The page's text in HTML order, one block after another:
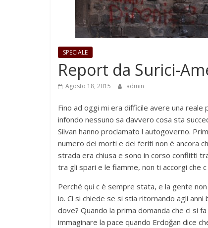
SPECIALE
Report da Surici-
Agosto 18, 2015 admin
Fino ad oggi mi era difficile avere una
infondo nessuno sa davvero cosa sta
Silvan hanno proclamato l autogoverno.
numero dei morti e dei feriti non è ancora
strada era chiusa e sono in corso conflitti
tra gli spari e le fiamme, non ti accorgi che
Perché qui c è sempre stata, e la gente
io. Ci si chiede se si stia ritornando agli
dove? Quando la prima domanda che ci si
immaginare la pace quando Erdoğan dice